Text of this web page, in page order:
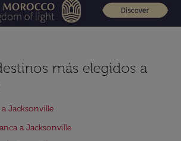
más elegidos a
Jacksonville
a Jacksonville